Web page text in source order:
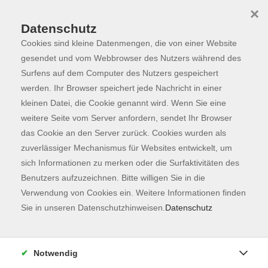
Skip to main content
Programm
2 Kurse
Datenschutz
Cookies sind kleine Datenmengen, die von einer Website
gesendet und vom Webbrowser des Nutzers während des
Surfens auf dem Computer des Nutzers gespeichert
werden. Ihr Browser speichert jede Nachricht in einer
kleinen Datei, die Cookie genannt wird. Wenn Sie eine
weitere Seite vom Server anfordern, sendet Ihr Browser
das Cookie an den Server zurück. Cookies wurden als
zuverlässiger Mechanismus für Websites entwickelt, um
sich Informationen zu merken oder die Surfaktivitäten des
Benutzers aufzuzeichnen. Bitte willigen Sie in die
Verwendung von Cookies ein. Weitere Informationen finden
Sie in unseren Datenschutzhinweisen. Datenschutz
×
Notwendig